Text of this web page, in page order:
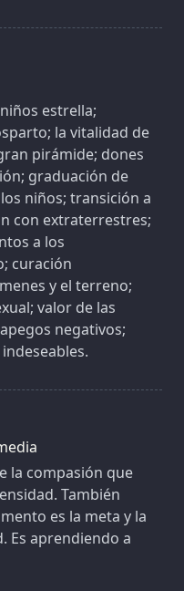
estrella;
la vitalidad de
pirámide; dones
graduación de
niños; transición a
con extraterrestres;
a los
curación
y el terreno;
valor de las
negativos;
la compasión que
También
es la meta y la
Es aprendiendo a